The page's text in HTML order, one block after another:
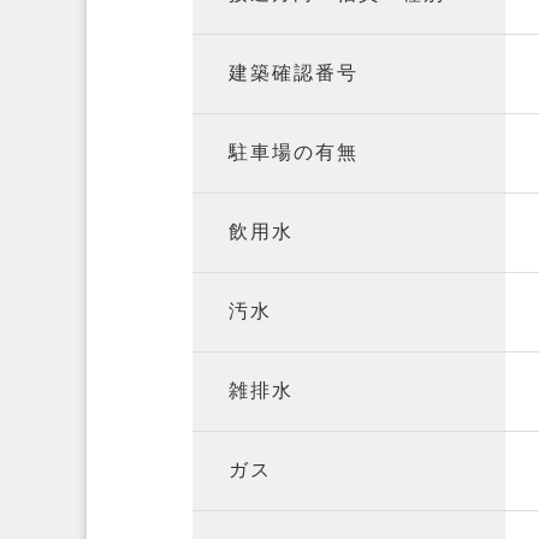
建築確認番号
駐車場の有無
飲用水
汚水
雑排水
ガス